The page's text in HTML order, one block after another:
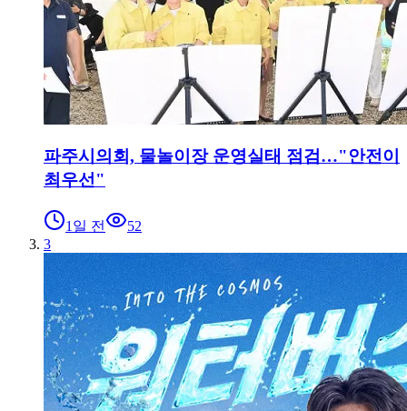
파주시의회, 물놀이장 운영실태 점검…"안전이
최우선"
1일 전
52
3